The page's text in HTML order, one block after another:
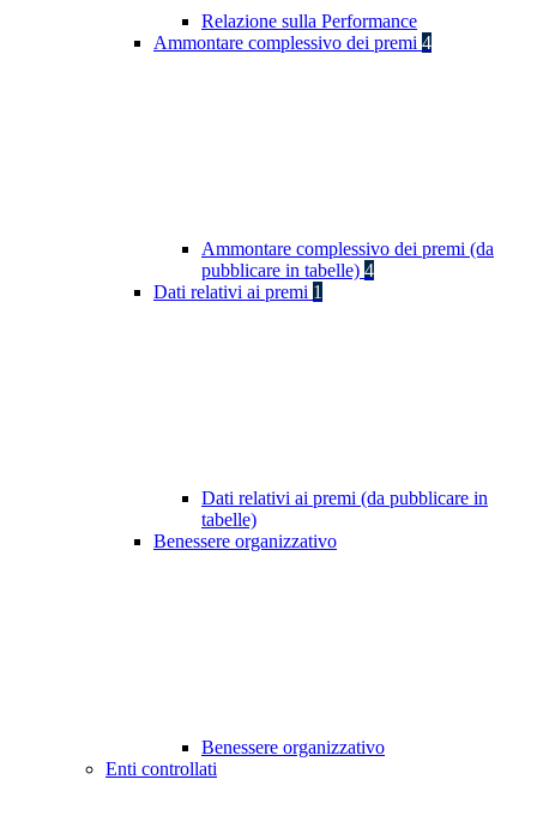
Relazione sulla Performance
Ammontare complessivo dei premi 4
Ammontare complessivo dei premi (da
pubblicare in tabelle) 4
Dati relativi ai premi 1
Dati relativi ai premi (da pubblicare in
tabelle)
Benessere organizzativo
Benessere organizzativo
Enti controllati